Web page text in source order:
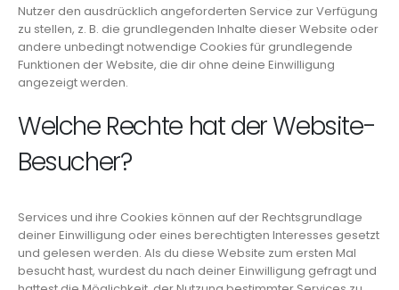
Nutzer den ausdrücklich angeforderten Service zur Verfügung
zu stellen, z. B. die grundlegenden Inhalte dieser Website oder
andere unbedingt notwendige Cookies für grundlegende
Funktionen der Website, die dir ohne deine Einwilligung
angezeigt werden.
Welche Rechte hat der Website-
Besucher?
Services und ihre Cookies können auf der Rechtsgrundlage
deiner Einwilligung oder eines berechtigten Interesses gesetzt
und gelesen werden. Als du diese Website zum ersten Mal
besucht hast, wurdest du nach deiner Einwilligung gefragt und